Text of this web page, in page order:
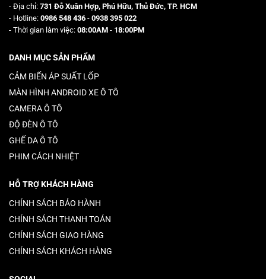
- Địa chỉ: 731 Đỗ Xuân Hợp, Phú Hữu, Thủ Đức, TP. HCM
- Hotline: 0986 548 436 - 0938 395 022
- Thời gian làm việc: 08:00AM - 18:00PM
DANH MỤC SẢN PHẨM
CẢM BIẾN ÁP SUẤT LỐP
MÀN HÌNH ANDROID XE Ô TÔ
CAMERA Ô TÔ
ĐỘ ĐÈN Ô TÔ
GHẾ DA Ô TÔ
PHIM CÁCH NHIỆT
HỖ TRỢ KHÁCH HÀNG
CHÍNH SÁCH BẢO HÀNH
CHÍNH SÁCH THANH TOÁN
CHÍNH SÁCH GIAO HÀNG
CHÍNH SÁCH KHÁCH HÀNG